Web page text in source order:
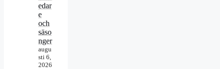
edar
e
och
säso
nger
augu
sti 6,
2026